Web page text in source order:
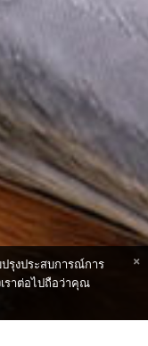
ปรุงประสบการณ์การ
ราต่อไปถือว่าคุณ